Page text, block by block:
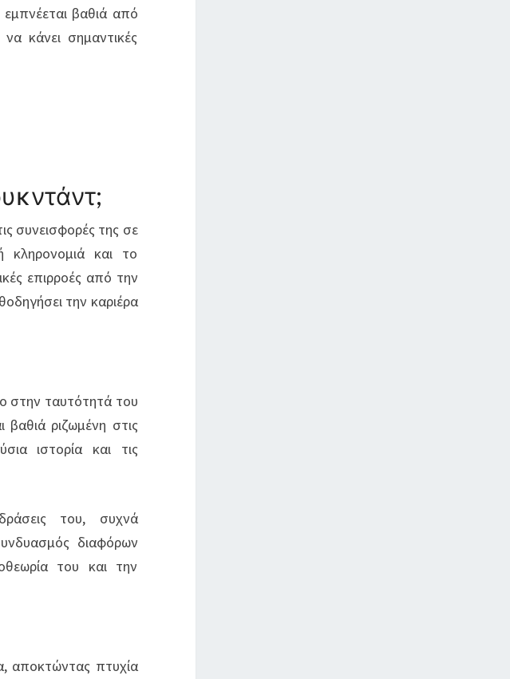
βαθιά από
κάνει σημαντικές
συνεισφορές της σε
κληρονομιά και το
επιρροές από την
την καριέρα
στην ταυτότητά του
βαθιά ριζωμένη στις
ιστορία και τις
του, συχνά
διαφόρων
του και την
αποκτώντας πτυχία